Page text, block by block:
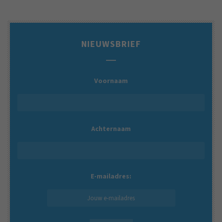
NIEUWSBRIEF
Voornaam
Achternaam
E-mailadres: